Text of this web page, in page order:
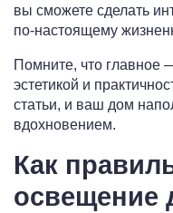
вы сможете сделать
по-настоящему
Помните, что главное
эстетикой и
статьи, и ваш дом
вдохновением.
Как
освещение